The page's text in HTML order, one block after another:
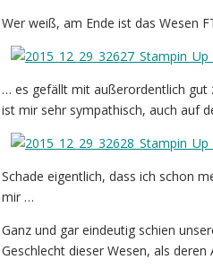
Wer weiß, am Ende ist das Wesen
… es gefällt mit außerordentlich gut
ist mir sehr sympathisch, auch auf
Schade eigentlich, dass ich schon
mir …
Ganz und gar eindeutig schien
Geschlecht dieser Wesen, als